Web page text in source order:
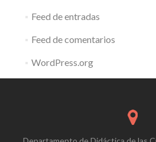
Feed de entradas
Feed de comentarios
WordPress.org